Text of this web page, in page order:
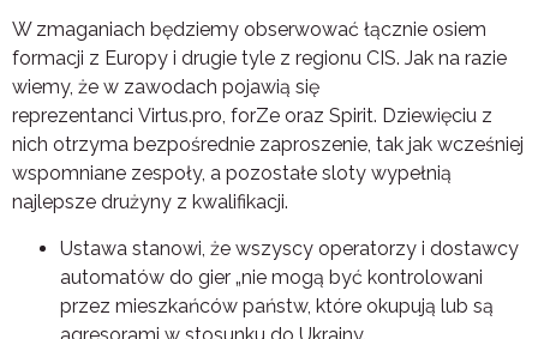
W zmaganiach będziemy obserwować łącznie osiem
formacji z Europy i drugie tyle z regionu CIS. Jak na razie
wiemy, że w zawodach pojawią się
reprezentanci Virtus.pro, forZe oraz Spirit. Dziewięciu z
nich otrzyma bezpośrednie zaproszenie, tak jak wcześniej
wspomniane zespoły, a pozostałe sloty wypełnią
najlepsze drużyny z kwalifikacji.
Ustawa stanowi, że ​​wszyscy operatorzy i dostawcy
automatów do gier „nie mogą być kontrolowani
przez mieszkańców państw, które okupują lub są